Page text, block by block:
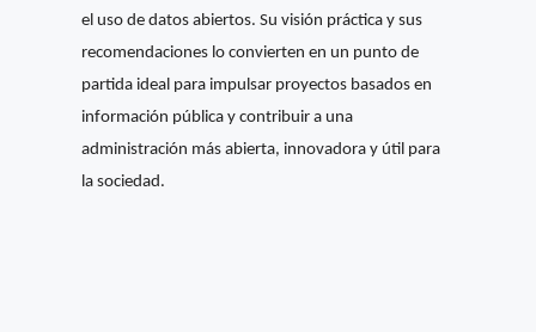
el uso de datos abiertos. Su visión práctica y sus
recomendaciones lo convierten en un punto de
partida ideal para impulsar proyectos basados en
información pública y contribuir a una
administración más abierta, innovadora y útil para
la sociedad.